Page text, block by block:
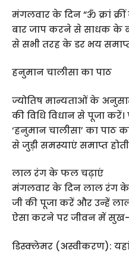
मंगलवार के दिन “ॐ क्रां क्रीं
बार जाप करने से साधक के
से सभी तरह के डर भय
हनुमान चालीसा का पाठ
ज्योतिष मान्यताओं के
की विधि विधान से पूजा
‘हनुमान चालीसा’ का पाठ
से जुड़ी समस्याएं समाप्त होती
लाल रंग के फल चढ़ाएं
मंगलवार के दिन लाल रंग के
जी की पूजा करें और उन्हें
ऐसा करने पर जीवन में सुख-
डिस्क्लेमर (अस्वीकरण):